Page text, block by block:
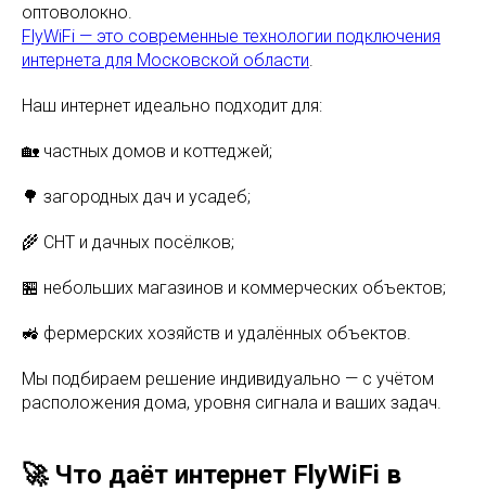
оптоволокно.
FlyWiFi — это современные технологии подключения
интернета для Московской области
Наш интернет идеально подходит для:
🏡 частных домов и коттеджей;
🌳 загородных дач и усадеб;
🌾 СНТ и дачных посёлков;
🏪 небольших магазинов и коммерческих объектов;
🚜 фермерских хозяйств и удалённых объектов.
Мы подбираем решение индивидуально — с учётом
расположения дома, уровня сигнала и ваших задач.
🚀 Что даёт интернет FlyWiFi в